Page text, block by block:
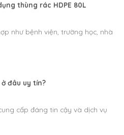
thùng rác HDPE 80L
như bệnh viện, trường học, nhà
đâu uy tín?
cấp đáng tin cậy và dịch vụ